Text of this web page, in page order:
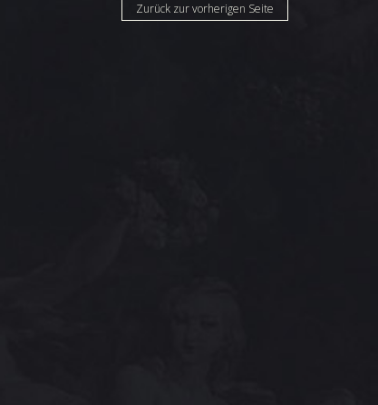
Zurück zur vorherigen Seite